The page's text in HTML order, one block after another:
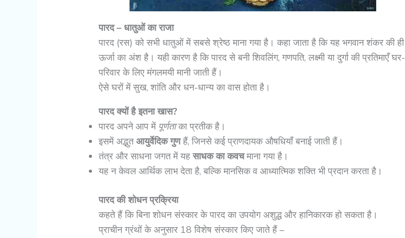
पारद – धातुओं का राजा
पारद (रस) को सभी धातुओं में सबसे श्रेष्ठ माना गया है। कहा जाता है कि यह भगवान शंकर की ही
ऊर्जा का अंश है। यही कारण है कि पारद से बनी शिवलिंग, गणपति, लक्ष्मी या दुर्गा की प्रतिमाएँ घर-
परिवार के लिए मंगलमयी मानी जाती हैं।
ऐसे घरों में सुख, शांति और धन-धान्य का वास होता है।
पारद क्यों है इतना खास?
पारद अपने आप में पूर्णताका प्रतीक है।
इसमें अद्भुतआयुर्वेदिक गुणहैं, जिनसे कई प्राणदायक औषधियाँ बनाई जाती हैं।
तंत्र और साधना जगत में यहसाधक का कवचमाना गया है।
यह न केवल आर्थिक लाभ देता है, बल्कि मानसिक व आध्यात्मिक शक्ति भी प्रदान करता है।
पारद की शोधन प्रक्रिया
कहते हैं कि बिना शोधन संस्कार के पारद का उपयोग अशुद्ध और हानिकारक हो सकता है।
प्राचीन ग्रंथों के अनुसार 18 विशेष संस्कार किए जाते हैं –